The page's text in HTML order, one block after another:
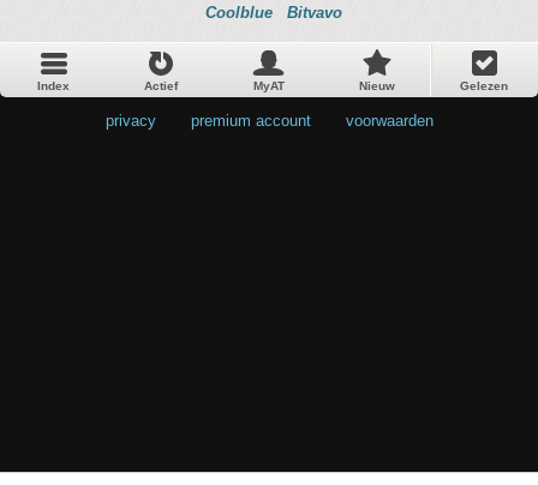
Coolblue Bitvavo
Index Actief MyAT Nieuw Gelezen
privacy premium account voorwaarden